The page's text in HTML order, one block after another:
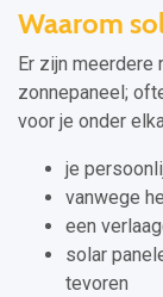
Waarom
Er zijn meerdere
zonnepaneel;
voor je onder
je
vanwege
een
solar
tevoren